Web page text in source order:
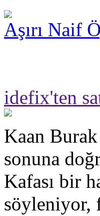
Aşırı Naif
idefix'ten
Kaan Burak
sonuna
Kafası bir
söyleniyor,